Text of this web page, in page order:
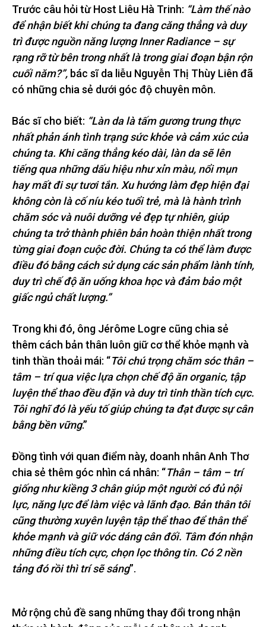
Trước câu hỏi từ Host Liêu Hà Trinh: “Làm thế nào
để nhận biết khi chúng ta đang căng thẳng và duy
trì được nguồn năng lượng Inner Radiance – sự
rạng rỡ từ bên trong nhất là trong giai đoạn bận rộn
cuối năm?”, bác sĩ da liễu Nguyễn Thị Thùy Liên đã
có những chia sẻ dưới góc độ chuyên môn.
Bác sĩ cho biết: “Làn da là tấm gương trung thực
nhất phản ánh tình trạng sức khỏe và cảm xúc của
chúng ta. Khi căng thẳng kéo dài, làn da sẽ lên
tiếng qua những dấu hiệu như xỉn màu, nổi mụn
hay mất đi sự tươi tắn. Xu hướng làm đẹp hiện đại
không còn là cố níu kéo tuổi trẻ, mà là hành trình
chăm sóc và nuôi dưỡng vẻ đẹp tự nhiên, giúp
chúng ta trở thành phiên bản hoàn thiện nhất trong
từng giai đoạn cuộc đời. Chúng ta có thể làm được
điều đó bằng cách sử dụng các sản phẩm lành tính,
duy trì chế độ ăn uống khoa học và đảm bảo một
giấc ngủ chất lượng.”
Trong khi đó, ông Jérôme Logre cũng chia sẻ
thêm cách bản thân luôn giữ cơ thể khỏe mạnh và
tinh thần thoải mái: “Tôi chú trọng chăm sóc thân –
tâm – trí qua việc lựa chọn chế độ ăn organic, tập
luyện thể thao đều đặn và duy trì tinh thần tích cực.
Tôi nghĩ đó là yếu tố giúp chúng ta đạt được sự cân
bằng bền vững.”
Đồng tình với quan điểm này, doanh nhân Anh Thơ
chia sẻ thêm góc nhìn cá nhân: “Thân – tâm – trí
giống như kiềng 3 chân giúp một người có đủ nội
lực, năng lực để làm việc và lãnh đạo. Bản thân tôi
cũng thường xuyên luyện tập thể thao để thân thể
khỏe mạnh và giữ vóc dáng cân đối. Tâm đón nhận
những điều tích cực, chọn lọc thông tin. Có 2 nền
tảng đó rồi thì trí sẽ sáng”.
Mở rộng chủ đề sang những thay đổi trong nhận